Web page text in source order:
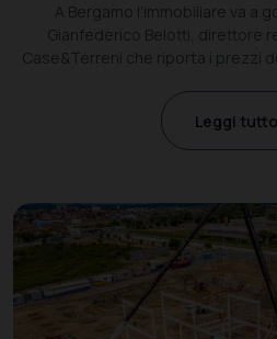
A Bergamo l’immobiliare va a
Gianfederico Belotti, direttore
Case&Terreni che riporta i prezzi
Leggi tutto